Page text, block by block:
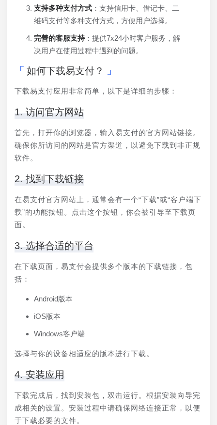
支持多种支付方式 ：支持信用卡、借记卡、二
维码支付等多种支付方式，方便用户选择。
完善的客服支持：提供7x24小时客户服务，解
决用户在使用过程中遇到的问题。
如何下载易支付？
下载易支付应用非常简单，以下是详细的步骤：
1. 访问官方网站
首先，打开你的浏览器，输入易支付的官方网站链接。
确保你所访问的网站是官方渠道，以避免下载到非正规
软件。
2. 找到下载链接
在易支付官方网站上，通常会有一个“下载”或“客户端下
载”的功能按钮。点击这个按钮，你会被引导至下载页
面。
3. 选择合适的平台
在下载页面，易支付会提供多个版本的下载链接，包
括：
Android版本
iOS版本
Windows客户端
选择与你的设备相适应的版本进行下载。
4. 安装应用
下载完成后，找到安装包，双击运行。根据安装向导完
成相关的设置。安装过程中请确保网络连接正常，以便
于下载必要的文件。